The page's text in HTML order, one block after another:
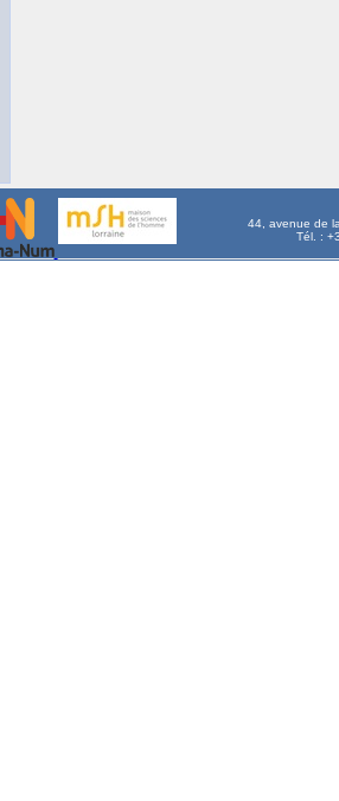
44, avenue de
Tél. :